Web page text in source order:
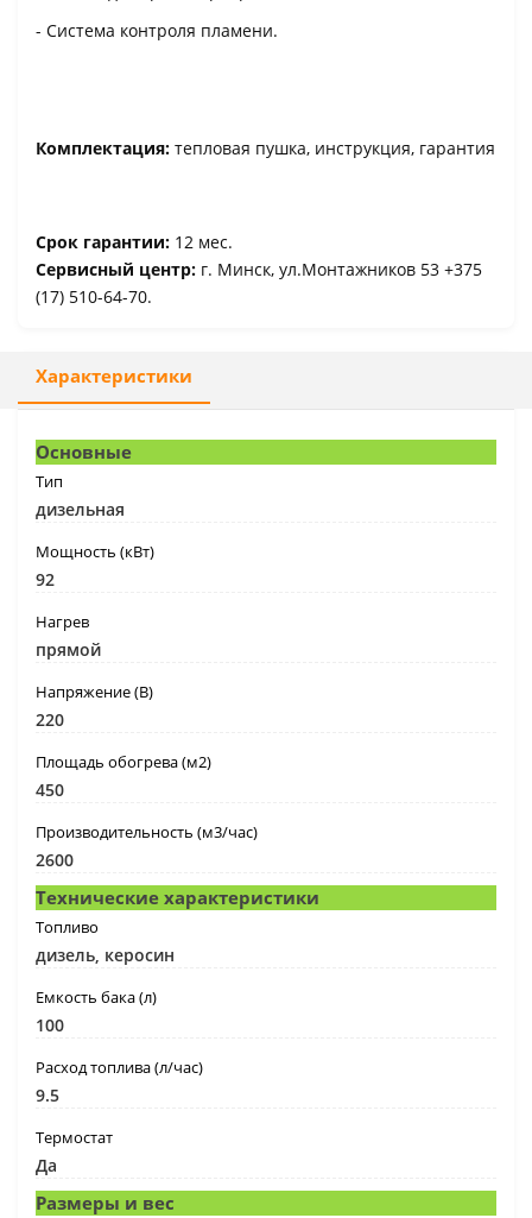
- Система контроля пламени.
Комплектация: тепловая пушка, инструкция, гарантия
Срок гарантии: 12 мес.
Сервисный центр: г. Минск, ул.Монтажников 53 +375
(17) 510-64-70.
Характеристики
Основные
Тип
дизельная
Мощность (кВт)
92
Нагрев
прямой
Напряжение (В)
220
Площадь обогрева (м2)
450
Производительность (м3/час)
2600
Технические характеристики
Топливо
дизель, керосин
Емкость бака (л)
100
Расход топлива (л/час)
9.5
Термостат
Да
Размеры и вес